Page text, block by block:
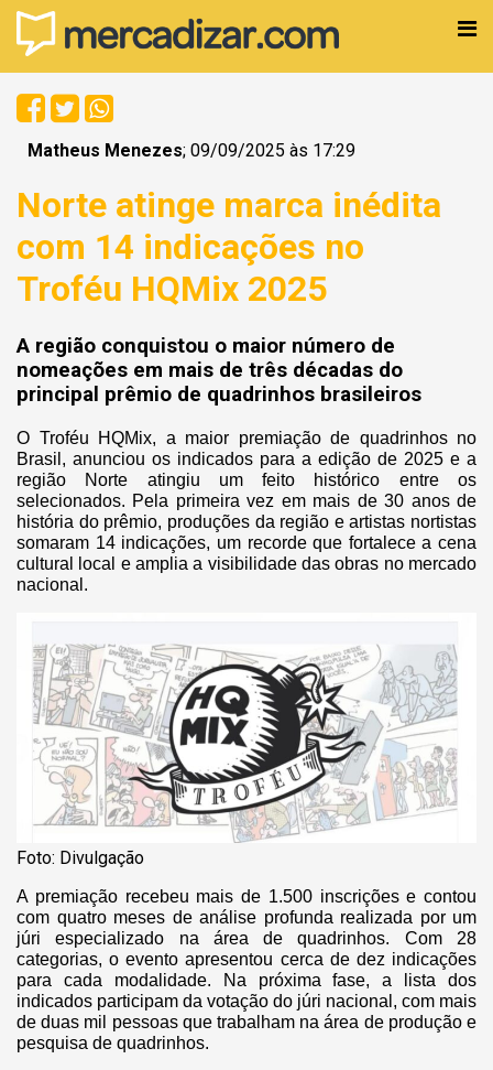
Matheus Menezes; 09/09/2025 às 17:29
Norte atinge marca inédita
com 14 indicações no
Troféu HQMix 2025
A região conquistou o maior número de
nomeações em mais de três décadas do
principal prêmio de quadrinhos brasileiros
O Troféu HQMix, a maior premiação de quadrinhos no
Brasil, anunciou os indicados para a edição de 2025 e a
região Norte atingiu um feito histórico entre os
selecionados. Pela primeira vez em mais de 30 anos de
história do prêmio, produções da região e artistas nortistas
somaram 14 indicações, um recorde que fortalece a cena
cultural local e amplia a visibilidade das obras no mercado
nacional.
Foto: Divulgação
A premiação recebeu mais de 1.500 inscrições e contou
com quatro meses de análise profunda realizada por um
júri especializado na área de quadrinhos. Com 28
categorias, o evento apresentou cerca de dez indicações
para cada modalidade. Na próxima fase, a lista dos
indicados participam da votação do júri nacional, com mais
de duas mil pessoas que trabalham na área de produção e
pesquisa de quadrinhos.